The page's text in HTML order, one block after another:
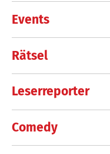
Events
Rätsel
Leserreporter
Comedy